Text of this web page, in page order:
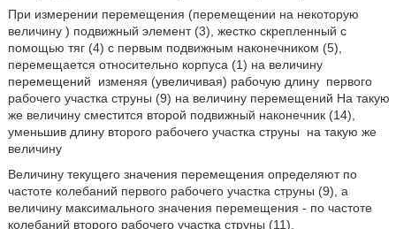
При измерении перемещения (перемещении на некоторую
величину ) подвижный элемент (3), жестко скрепленный с
помощью тяг (4) с первым подвижным наконечником (5),
перемещается относительно корпуса (1) на величину
перемещений
изменяя (увеличивая) рабочую длину первого
рабочего участка струны (9) на величину перемещений На такую
же величину сместится второй подвижный наконечник (14),
уменьшив длину второго рабочего участка струны
на такую же
величину
Величину текущего значения перемещения определяют по
частоте колебаний первого рабочего участка струны (9), а
величину максимального значения перемещения - по частоте
колебаний второго рабочего участка струны (11).